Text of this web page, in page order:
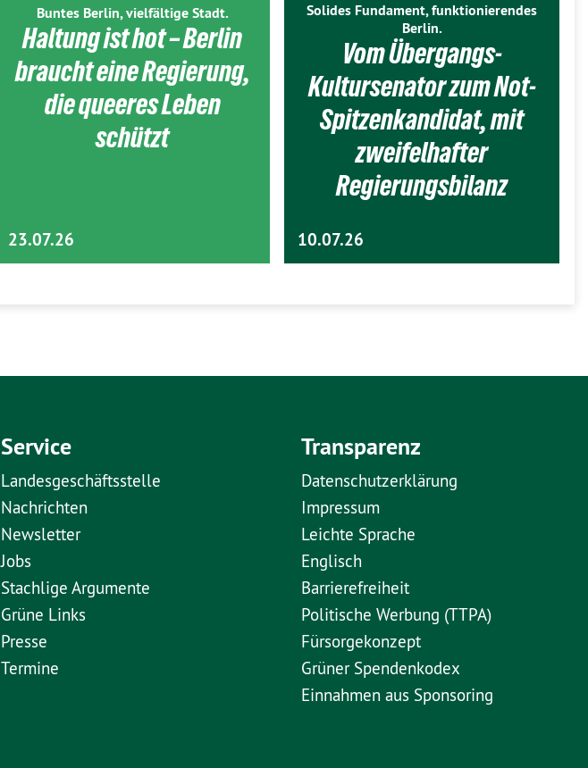
Buntes Berlin, vielfältige Stadt.
Haltung ist hot – Berlin
braucht eine Regierung,
die queeres Leben
schützt
23.07.26
Solides Fundament, funktionierendes
Berlin.
Vom Übergangs-
Kultursenator zum Not-
Spitzenkandidat, mit
zweifelhafter
Regierungsbilanz
10.07.26
Service
Landesgeschäftsstelle
Nachrichten
Newsletter
Jobs
Stachlige Argumente
Grüne Links
Presse
Termine
Transparenz
Datenschutzerklärung
Impressum
Leichte Sprache
Englisch
Barrierefreiheit
Politische Werbung (TTPA)
Fürsorgekonzept
Grüner Spendenkodex
Einnahmen aus Sponsoring